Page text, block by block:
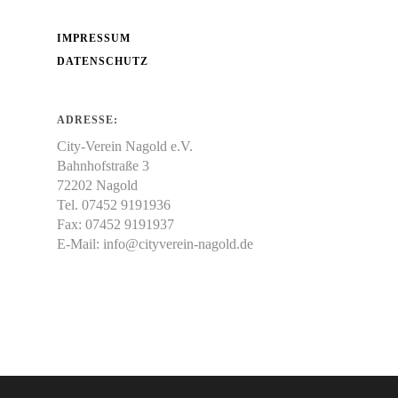
IMPRESSUM
DATENSCHUTZ
ADRESSE:
City-Verein Nagold e.V.
Bahnhofstraße 3
72202 Nagold
Tel. 07452 9191936
Fax: 07452 9191937
E-Mail: info@cityverein-nagold.de